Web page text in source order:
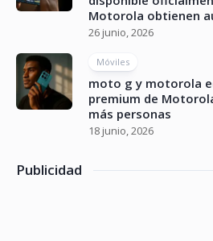
Motorola obtienen
26 junio, 2026
Móviles
moto g y motorola
premium de
más personas
18 junio, 2026
Publicidad